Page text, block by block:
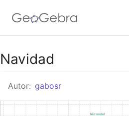
Google Classroom
GeoGebra Classroom
Navidad
Autor: gabosr